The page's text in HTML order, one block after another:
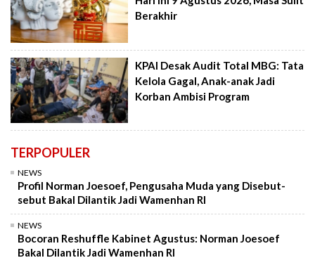
Berakhir
KPAI Desak Audit Total MBG: Tata
Kelola Gagal, Anak-anak Jadi
Korban Ambisi Program
TERPOPULER
NEWS
Profil Norman Joesoef, Pengusaha Muda yang Disebut-
sebut Bakal Dilantik Jadi Wamenhan RI
NEWS
Bocoran Reshuffle Kabinet Agustus: Norman Joesoef
Bakal Dilantik Jadi Wamenhan RI